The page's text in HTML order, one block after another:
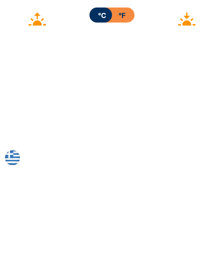
°C °F